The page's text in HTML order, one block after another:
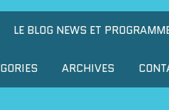
LE BLOG NEWS ET
ARCHIVES